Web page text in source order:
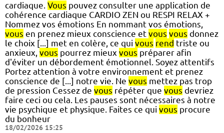
cardiaque. Vous pouvez consulter une application de
cohérence cardiaque CARDIO ZEN ou RESPI RELAX +
Nommez vos émotions En nommant vos émotions,
vous en prenez mieux conscience et vous vous donnez
le choix [...] met en colère, ce qui vous rend triste ou
anxieux, vous pourrez mieux vous préparer afin
d'éviter un débordement émotionnel. Soyez attentifs
Portez attention à votre environnement et prenez
conscience de [...] notre vie. Ne vous mettez pas trop
de pression Cessez de vous répéter que vous devriez
faire ceci ou cela. Les pauses sont nécessaires à notre
vie psychique et physique. Faites ce qui vous procure
du bonheur
18/02/2026 15:25